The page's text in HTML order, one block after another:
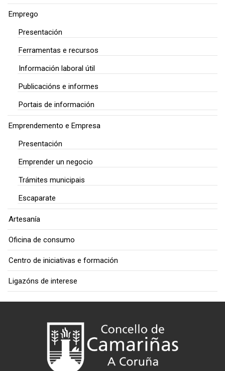
Emprego
Presentación
Ferramentas e recursos
Información laboral útil
Publicacións e informes
Portais de información
Emprendemento e Empresa
Presentación
Emprender un negocio
Trámites municipais
Escaparate
Artesanía
Oficina de consumo
Centro de iniciativas e formación
Ligazóns de interese